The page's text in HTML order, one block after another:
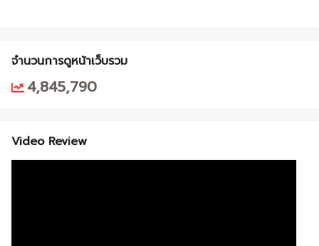
จำนวนการดูหน้าเว็บรวม
4,845,790
Video Review